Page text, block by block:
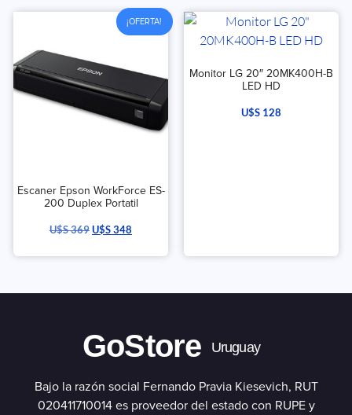
¡OFERTA!
Escaner Epson WorkForce ES-
200 Duplex Portatil
U$S369U$S348
Monitor LG 20″ 20MK400H-B
LED HD
U$S 128
GoStore Uruguay
Bajo la razón social Fernando Pravia Kiesevich, RUT
020411710014 es proveedor del estado con RUPE y